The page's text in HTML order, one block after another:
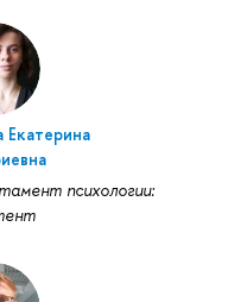
Екатерина
психологии: